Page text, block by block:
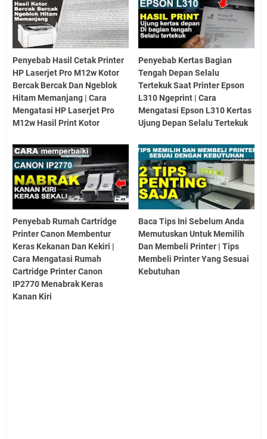
Penyebab Hasil Cetak Printer
HP Laserjet Pro M12w Kotor
Bercak Bercak Dan Ngeblok
Hitam Memanjang | Cara
Mengatasi HP Laserjet Pro
M12w Hasil Print Kotor
Penyebab Kertas Bagian
Tengah Depan Selalu
Tertekuk Saat Printer Epson
L310 Ngeprint | Cara
Mengatasi Epson L310 Kertas
Ujung Depan Selalu Tertekuk
Penyebab Rumah Cartridge
Printer Canon Membentur
Keras Kekanan Dan Kekiri |
Cara Mengatasi Rumah
Cartridge Printer Canon
IP2770 Menabrak Keras
Kanan Kiri
Baca Tips Ini Sebelum Anda
Memutuskan Untuk Memilih
Dan Membeli Printer | Tips
Membeli Printer Yang Sesuai
Kebutuhan